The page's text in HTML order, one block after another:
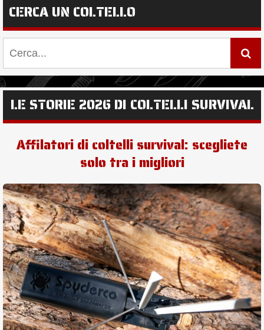
CERCA UN COLTELLO
LE STORIE 2026 DI COLTELLI SURVIVAL
Affilatori di coltelli survival: scegliete
solo tra i migliori